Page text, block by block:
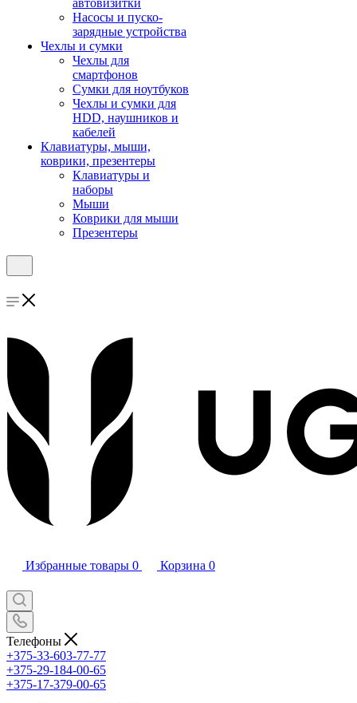
автовизитки
Насосы и пуско-
зарядные устройства
Чехлы и сумки
Чехлы для
смартфонов
Сумки для ноутбуков
Чехлы и сумки для
HDD, наушников и
кабелей
Клавиатуры, мыши,
коврики, презентеры
Клавиатуры и
наборы
Мыши
Коврики для мыши
Презентеры
Избранные товары 0 Корзина 0
Телефоны
+375-33-603-77-77
+375-29-184-00-65
+375-17-379-00-65